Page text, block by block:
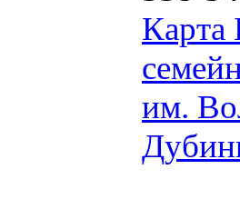
Карта
им.